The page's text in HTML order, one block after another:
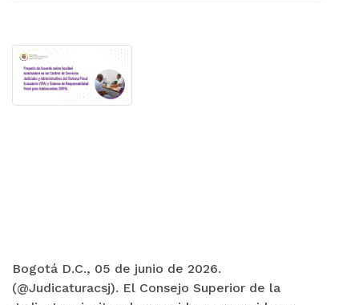
Penal para Adolescentes
Más detalles